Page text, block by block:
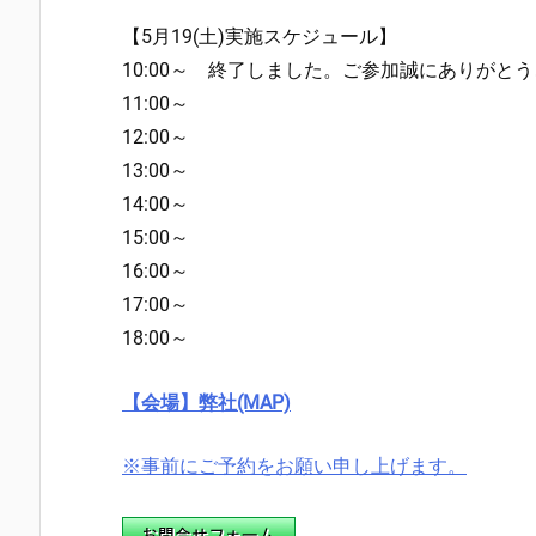
【5月19(土)実施スケジュール】
10:00～ 終了しました。ご参加誠にありがとう
11:00～
12:00～
13:00～
14:00～
15:00～
16:00～
17:00～
18:00～
【会場】弊社(MAP)
※事前にご予約をお願い申し上げます。